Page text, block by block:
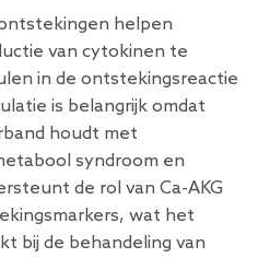
helpen
van cytokinen te
in de ontstekingsreactie
is belangrijk omdat
houdt met
syndroom en
de rol van Ca-AKG
wat het
bij de behandeling van